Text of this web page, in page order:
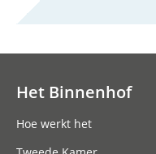
Het Binnenhof
Hoe werkt het